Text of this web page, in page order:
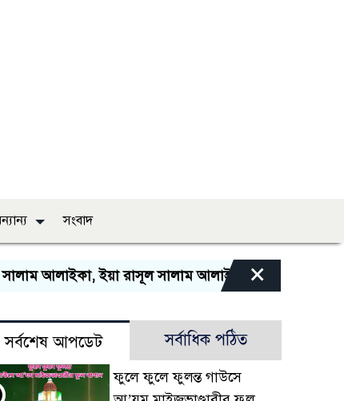
সংবাদ
আলাইকা, ইয়া রাসূল সালাম আলাইকা, ইয়া হাবীব
×
সর্বশেষ আপডেট সর্বাধিক পঠিত
ফুলে ফুলে ফুলন্ত গাউসে